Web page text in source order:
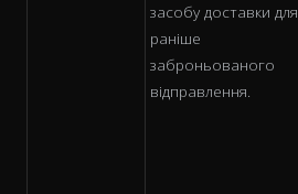
засобу доставки для
раніше
заброньованого
відправлення.